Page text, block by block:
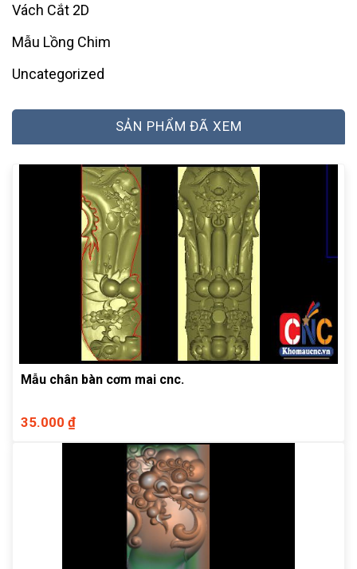
Vách Cắt 2D
Mẫu Lồng Chim
Uncategorized
SẢN PHẨM ĐÃ XEM
Mẫu chân bàn cơm mai cnc.
35.000 ₫